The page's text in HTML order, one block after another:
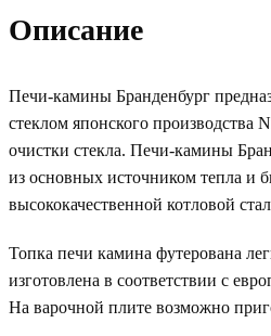
Описание
Печи-камины Бранденбург
стеклом японского производства
очистки стекла. Печи-камины
из основных источником тепла и
высококачественной котловой
Топка печи камина футерована
изготовлена в соответствии с
На варочной плите возможно